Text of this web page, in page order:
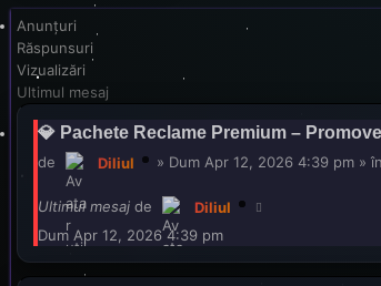
Anunţuri
Răspunsuri
Vizualizări
Ultimul mesaj
💎 Pachete Reclame Premium –
de Diliul » Dum Apr 12, 2026 4:39 pm » în
Ultimul mesaj de
Diliul
Dum Apr 12, 2026 4:39 pm